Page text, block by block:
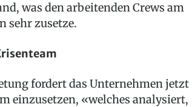
was den arbeitenden Crews am
sehr zusetze.
fordert das Unternehmen jetzt
einzusetzen, «welches analysiert,